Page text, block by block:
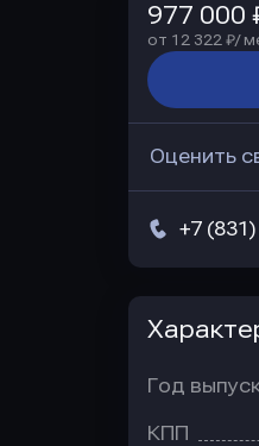
977 000
от 12 322 ₽/
Оценить
+7
Год
КПП